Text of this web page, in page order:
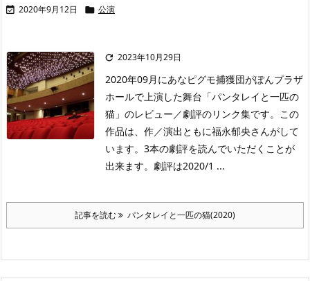
 2020年9月12日  公演
 2023年10月29日
2020年09月にあなピグモ捕獲団がぽんプラザ
ホールで上演した舞台「パンタレイと一匹の
猫」のレビュー／劇評のリンク集です。この
作品は、作／演出ともに福永郁央さんがして
います。3本の劇評を読んでいただくことが
出来ます。劇評は2020/1 ...
記事を読む パンタレイと一匹の猫(2020)